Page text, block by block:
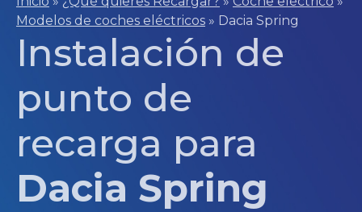
Modelos de coches eléctricos » Dacia Spring
Instalación de
punto de
recarga para
Dacia Spring